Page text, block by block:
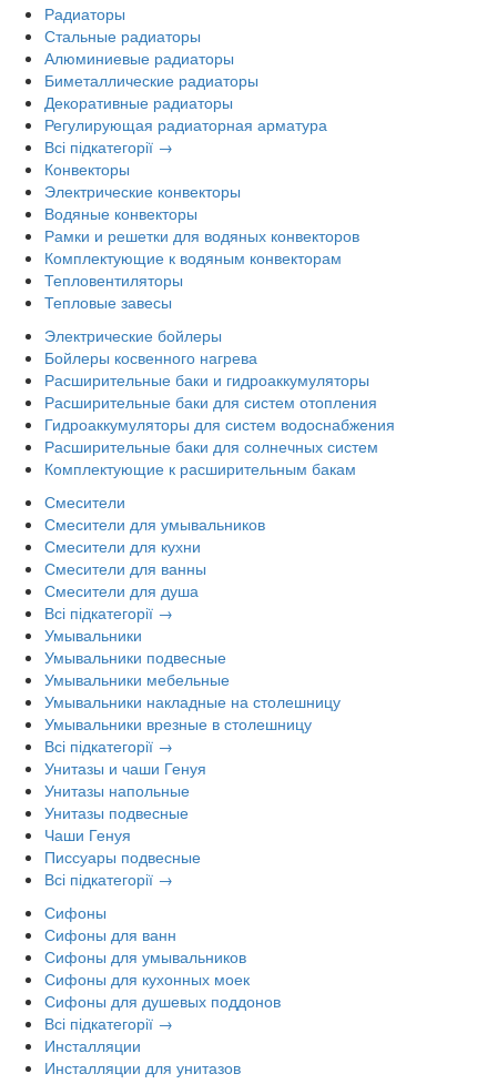
Радиаторы
Стальные радиаторы
Алюминиевые радиаторы
Биметаллические радиаторы
Декоративные радиаторы
Регулирующая радиаторная арматура
Всі підкатегорії →
Конвекторы
Электрические конвекторы
Водяные конвекторы
Рамки и решетки для водяных конвекторов
Комплектующие к водяным конвекторам
Тепловентиляторы
Тепловые завесы
Электрические бойлеры
Бойлеры косвенного нагрева
Расширительные баки и гидроаккумуляторы
Расширительные баки для систем отопления
Гидроаккумуляторы для систем водоснабжения
Расширительные баки для солнечных систем
Комплектующие к расширительным бакам
Смесители
Смесители для умывальников
Смесители для кухни
Смесители для ванны
Смесители для душа
Всі підкатегорії →
Умывальники
Умывальники подвесные
Умывальники мебельные
Умывальники накладные на столешницу
Умывальники врезные в столешницу
Всі підкатегорії →
Унитазы и чаши Генуя
Унитазы напольные
Унитазы подвесные
Чаши Генуя
Писсуары подвесные
Всі підкатегорії →
Сифоны
Сифоны для ванн
Сифоны для умывальников
Сифоны для кухонных моек
Сифоны для душевых поддонов
Всі підкатегорії →
Инсталляции
Инсталляции для унитазов